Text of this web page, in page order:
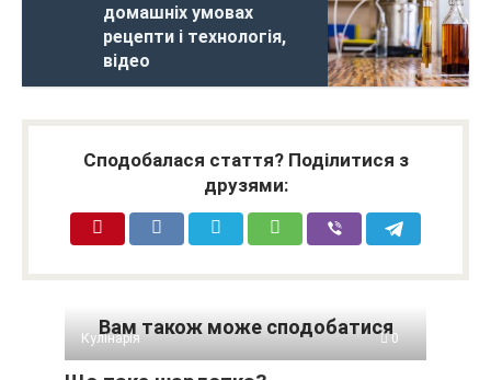
домашніх умовах
рецепти і технологія,
відео
Сподобалася стаття? Поділитися з
друзями:
Вам також може сподобатися
Кулінарія 0